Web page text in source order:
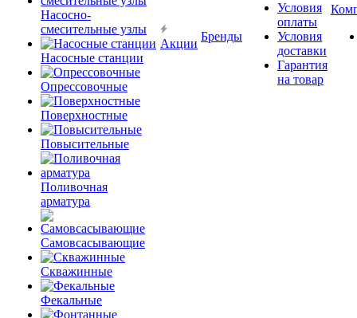
Насосно-
смесительные узлы
Насосные станции
Опрессовочные
Поверхностные
Повысительные
Поливочная
арматура
Самовсасывающие
Скважинные
Фекальные
Акции
Бренды
Условия
оплаты
Условия
доставки
Гарантия
на товар